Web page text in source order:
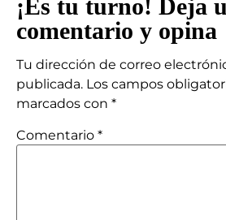
¡Es tu turno! Deja
comentario y opina
Tu dirección de correo
publicada. Los campos
marcados con *
Comentario *